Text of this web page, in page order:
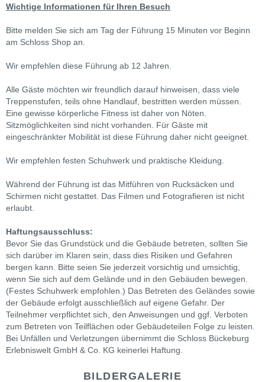
Wichtige Informationen für Ihren Besuch
Bitte melden Sie sich am Tag der Führung 15 Minuten vor Beginn
am Schloss Shop an.
Wir empfehlen diese Führung ab 12 Jahren.
Alle Gäste möchten wir freundlich darauf hinweisen, dass viele
Treppenstufen, teils ohne Handlauf, bestritten werden müssen.
Eine gewisse körperliche Fitness ist daher von Nöten.
Sitzmöglichkeiten sind nicht vorhanden. Für Gäste mit
eingeschränkter Mobilität ist diese Führung daher nicht geeignet.
Wir empfehlen festen Schuhwerk und praktische Kleidung.
Während der Führung ist das Mitführen von Rucksäcken und
Schirmen nicht gestattet. Das Filmen und Fotografieren ist nicht
erlaubt.
Haftungsausschluss:
Bevor Sie das Grundstück und die Gebäude betreten, sollten Sie
sich darüber im Klaren sein, dass dies Risiken und Gefahren
bergen kann. Bitte seien Sie jederzeit vorsichtig und umsichtig,
wenn Sie sich auf dem Gelände und in den Gebäuden bewegen.
(Festes Schuhwerk empfohlen.) Das Betreten des Geländes sowie
der Gebäude erfolgt ausschließlich auf eigene Gefahr. Der
Teilnehmer verpflichtet sich, den Anweisungen und ggf. Verboten
zum Betreten von Teilflächen oder Gebäudeteilen Folge zu leisten.
Bei Unfällen und Verletzungen übernimmt die Schloss Bückeburg
Erlebniswelt GmbH & Co. KG keinerlei Haftung.
BILDERGALERIE